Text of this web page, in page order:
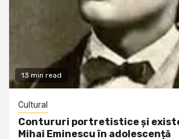
13 min read
Cultural
Contururi portretistice și
Mihai Eminescu în adolescență